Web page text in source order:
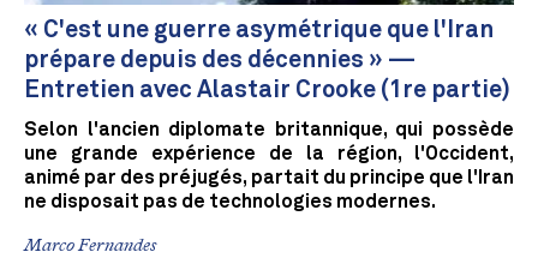
« C'est une guerre asymétrique que l'Iran
prépare depuis des décennies » —
Entretien avec Alastair Crooke (1re partie)
Selon l'ancien diplomate britannique, qui possède
une grande expérience de la région, l'Occident,
animé par des préjugés, partait du principe que l'Iran
ne disposait pas de technologies modernes.
Marco Fernandes